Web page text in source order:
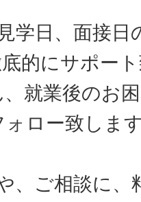
学日、面接日
的にサポー
就業後のお
ロー致しま
、ご相談に